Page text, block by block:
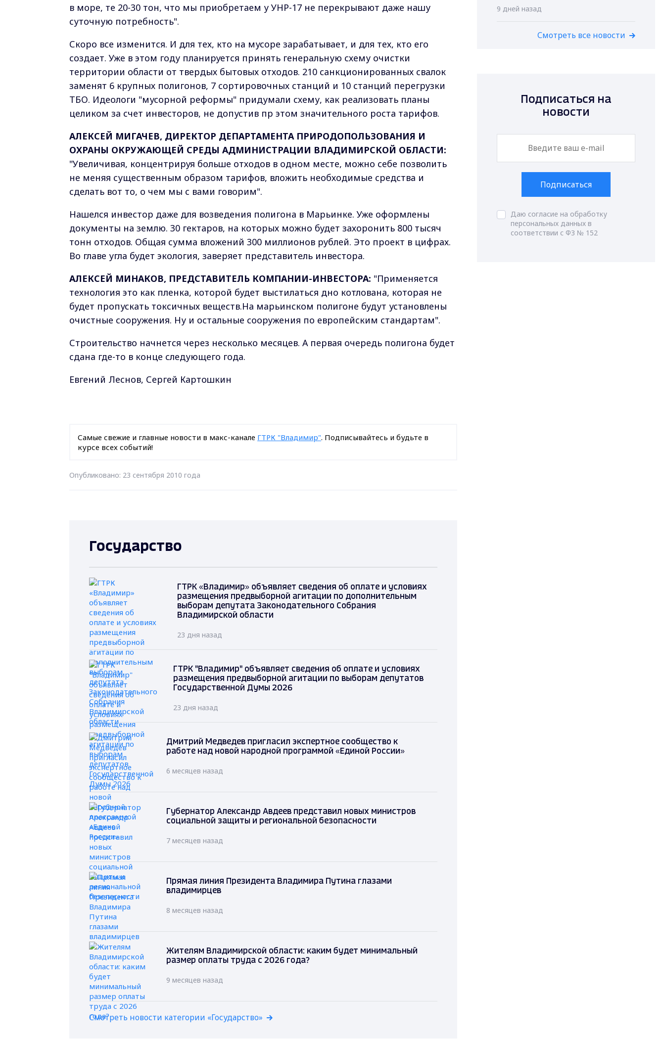
в море, те 20-30 тон, что мы приобретаем у УНР-17 не перекрывают даже нашу
суточную потребность".
Скоро все изменится. И для тех, кто на мусоре зарабатывает, и для тех, кто его
создает. Уже в этом году планируется принять генеральную схему очистки
территории области от твердых бытовых отходов. 210 санкционированных свалок
заменят 6 крупных полигонов, 7 сортировочных станций и 10 станций перегрузки
ТБО. Идеологи "мусорной реформы" придумали схему, как реализовать планы
целиком за счет инвесторов, не допустив пр этом значительного роста тарифов.
АЛЕКСЕЙ МИГАЧЕВ, ДИРЕКТОР ДЕПАРТАМЕНТА ПРИРОДОПОЛЬЗОВАНИЯ И
ОХРАНЫ ОКРУЖАЮЩЕЙ СРЕДЫ АДМИНИСТРАЦИИ ВЛАДИМИРСКОЙ ОБЛАСТИ:
"Увеличивая, концентрируя больше отходов в одном месте, можно себе позволить
не меняя существенным образом тарифов, вложить необходимые средства и
сделать вот то, о чем мы с вами говорим".
Нашелся инвестор даже для возведения полигона в Марьинке. Уже оформлены
документы на землю. 30 гектаров, на которых можно будет захоронить 800 тысяч
тонн отходов. Общая сумма вложений 300 миллионов рублей. Это проект в цифрах.
Во главе угла будет экология, заверяет представитель инвестора.
АЛЕКСЕЙ МИНАКОВ, ПРЕДСТАВИТЕЛЬ КОМПАНИИ-ИНВЕСТОРА: "Применяется
технология это как пленка, которой будет выстилаться дно котлована, которая не
будет пропускать токсичных веществ.На марьинском полигоне будут установлены
очистные сооружения. Ну и остальные сооружения по европейским стандартам".
Строительство начнется через несколько месяцев. А первая очередь полигона будет
сдана где-то в конце следующего года.
Евгений Леснов, Сергей Картошкин
Самые свежие и главные новости в макс-канале ГТРК "Владимир". Подписывайтесь и будьте в
курсе всех событий!
Опубликовано: 23 сентября 2010 года
Государство
ГТРК «Владимир» объявляет сведения об оплате и условиях
размещения предвыборной агитации по дополнительным
выборам депутата Законодательного Собрания
Владимирской области
23 дня назад
ГТРК "Владимир" объявляет сведения об оплате и условиях
размещения предвыборной агитации по выборам депутатов
Государственной Думы 2026
23 дня назад
Дмитрий Медведев пригласил экспертное сообщество к
работе над новой народной программой «Единой России»
6 месяцев назад
Губернатор Александр Авдеев представил новых министров
социальной защиты и региональной безопасности
7 месяцев назад
Прямая линия Президента Владимира Путина глазами
владимирцев
8 месяцев назад
Жителям Владимирской области: каким будет минимальный
размер оплаты труда с 2026 года?
9 месяцев назад
Смотреть новости категории «Государство»
9 дней назад
Смотреть все новости
Подписаться на
новости
Подписаться
Даю согласие на обработку
персональных данных в
соответствии с ФЗ № 152